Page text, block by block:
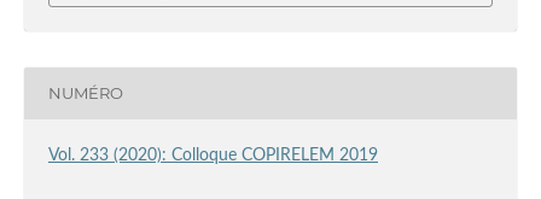
NUMÉRO
Vol. 233 (2020): Colloque COPIRELEM 2019